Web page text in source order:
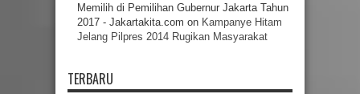
Memilih di Pemilihan Gubernur Jakarta Tahun
2017 - Jakartakita.com on Kampanye Hitam
Jelang Pilpres 2014 Rugikan Masyarakat
TERBARU